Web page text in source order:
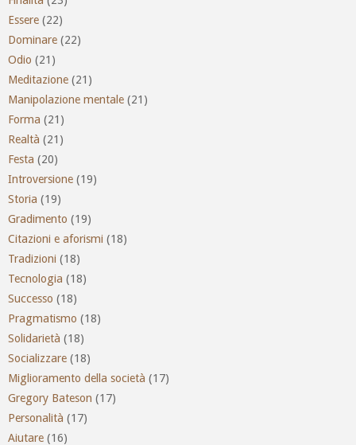
Essere (22)
Dominare (22)
Odio (21)
Meditazione (21)
Manipolazione mentale (21)
Forma (21)
Realtà (21)
Festa (20)
Introversione (19)
Storia (19)
Gradimento (19)
Citazioni e aforismi (18)
Tradizioni (18)
Tecnologia (18)
Successo (18)
Pragmatismo (18)
Solidarietà (18)
Socializzare (18)
Miglioramento della società (17)
Gregory Bateson (17)
Personalità (17)
Aiutare (16)